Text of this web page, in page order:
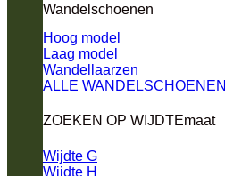
Wandelschoenen
Hoog model
Laag model
Wandellaarzen
ALLE WANDELSCHOENEN
ZOEKEN OP WIJDTEmaat
Wijdte G
Wijdte H